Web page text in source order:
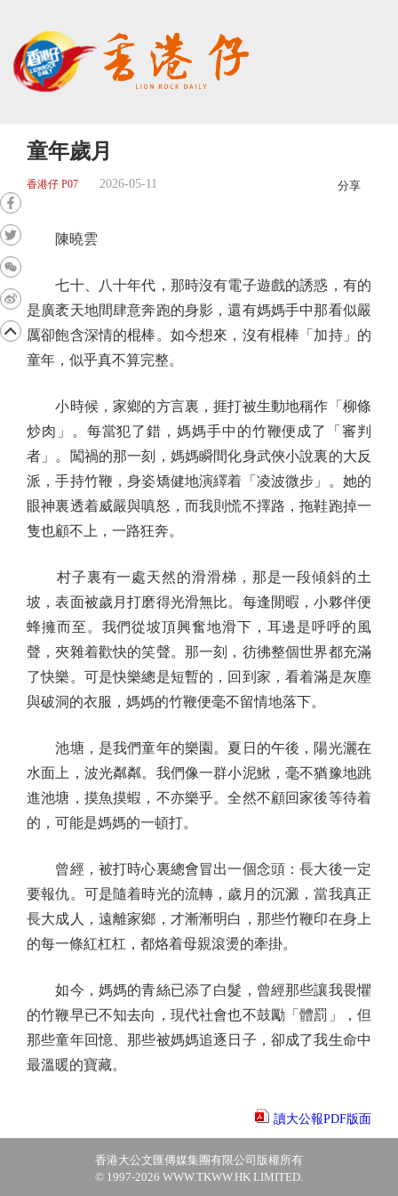
童年歲月
香港仔 P07 2026-05-11 分享
陳曉雲
七十、八十年代，那時沒有電子遊戲的誘惑，有的
是廣袤天地間肆意奔跑的身影，還有媽媽手中那看似嚴
厲卻飽含深情的棍棒。如今想來，沒有棍棒「加持」的
童年，似乎真不算完整。
小時候，家鄉的方言裏，捱打被生動地稱作「柳條
炒肉」。每當犯了錯，媽媽手中的竹鞭便成了「審判
者」。闖禍的那一刻，媽媽瞬間化身武俠小說裏的大反
派，手持竹鞭，身姿矯健地演繹着「凌波微步」。她的
眼神裏透着威嚴與嗔怒，而我則慌不擇路，拖鞋跑掉一
隻也顧不上，一路狂奔。
村子裏有一處天然的滑滑梯，那是一段傾斜的土
坡，表面被歲月打磨得光滑無比。每逢閒暇，小夥伴便
蜂擁而至。我們從坡頂興奮地滑下，耳邊是呼呼的風
聲，夾雜着歡快的笑聲。那一刻，彷彿整個世界都充滿
了快樂。可是快樂總是短暫的，回到家，看着滿是灰塵
與破洞的衣服，媽媽的竹鞭便毫不留情地落下。
池塘，是我們童年的樂園。夏日的午後，陽光灑在
水面上，波光粼粼。我們像一群小泥鰍，毫不猶豫地跳
進池塘，摸魚摸蝦，不亦樂乎。全然不顧回家後等待着
的，可能是媽媽的一頓打。
曾經，被打時心裏總會冒出一個念頭：長大後一定
要報仇。可是隨着時光的流轉，歲月的沉澱，當我真正
長大成人，遠離家鄉，才漸漸明白，那些竹鞭印在身上
的每一條紅杠杠，都烙着母親滾燙的牽掛。
如今，媽媽的青絲已添了白髮，曾經那些讓我畏懼
的竹鞭早已不知去向，現代社會也不鼓勵「體罰」，但
那些童年回憶、那些被媽媽追逐日子，卻成了我生命中
最溫暖的寶藏。
讀大公報PDF版面
香港大公文匯傳媒集團有限公司版權所有
© 1997-2026 WWW.TKWW.HK LIMITED.